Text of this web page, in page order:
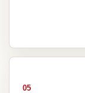
05